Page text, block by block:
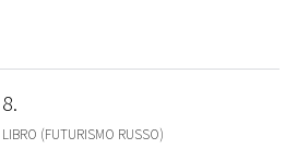
8
LIBRO (FUTURISMO RUSSO)